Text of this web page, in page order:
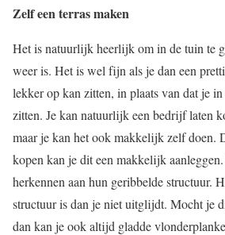
Zelf een terras maken
Het is natuurlijk heerlijk om in de tuin te
weer is. Het is wel fijn als je dan een
lekker op kan zitten, in plaats van dat je in
zitten. Je kan natuurlijk een bedrijf laten
maar je kan het ook makkelijk zelf doen.
kopen kan je dit een makkelijk
herkennen aan hun geribbelde structuur.
structuur is dan je niet uitglijdt. Mocht je
dan kan je ook altijd gladde